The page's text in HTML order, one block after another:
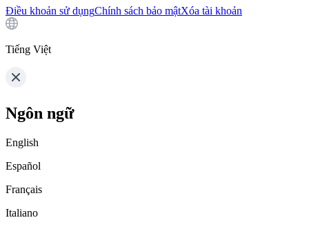
Điều khoản sử dụngChính sách bảo mậtXóa tài khoản
Tiếng Việt
Ngôn ngữ
English
Español
Français
Italiano